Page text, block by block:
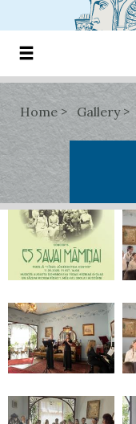
Home Gallery